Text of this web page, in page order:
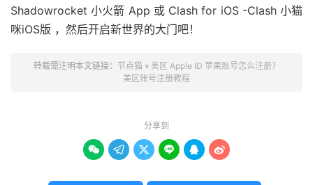
Shadowrocket 小火箭 App 或 Clash for iOS -Clash 小猫
咪iOS版 ，然后开启新世界的大门吧！
转载需注明本文链接： 节点猫 » 美区 Apple ID 苹果账号怎么注册？
美区账号注册教程
分享到
     